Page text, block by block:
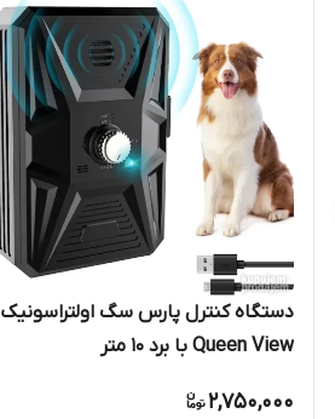
دستگاه کنترل پارس سگ اولتراسونیک
Queen View با برد ۱۰ متر
2,750,000